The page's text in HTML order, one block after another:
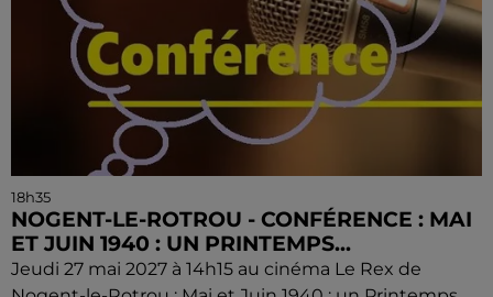
18h35
NOGENT-LE-ROTROU - CONFÉRENCE : MAI
ET JUIN 1940 : UN PRINTEMPS...
Jeudi 27 mai 2027 à 14h15 au cinéma Le Rex de